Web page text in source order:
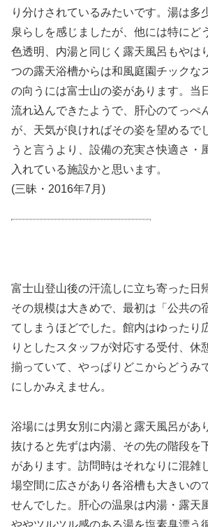
り分けされているみたいです。湯は多
泉らしを感じましたが、他には特にど
色透明、内湯と同じく露天風呂もやは
つの露天浴槽からは和風庭園チックな
の向うには富士山の姿があります。当
流れ込んできたようで、肝心のてっぺ
が、天気が良ければその姿を望めるで
うと言うより、設備の充実さ快適さ・
入れている施設かと思います。
(三昧・2016年7月)
富士山登山後の汗流しに立ち寄った日
その規模は大きめで、最初は「公共の
てしまうほどでした。館内はゆったり
りとしたスタッフが対応する受付、休
揃っていて、やっぱりどこからどうみ
にしかみえません。
浴場には男女別に内湯と露天風呂があ
抜けると先ずは内湯、その先の階段を
があります。訪問時はそれなりに混雑
場空間に広さがあり各浴槽も大きいの
せんでした。肝心の温泉は内湯・露天
ややツルツル感のある湯を塩素臭漂う